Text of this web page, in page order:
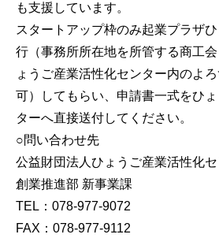
も支援しています。
スタートアップ枠のみ起業プラザ
行（事務所所在地を所管する商工
ょうご産業活性化センター内のよ
可）してもらい、申請書一式をひ
ターへ直接送付してください。
○問い合わせ先
公益財団法人ひょうご産業活性化
創業推進部 新事業課
TEL：078-977-9072
FAX：078-977-9112